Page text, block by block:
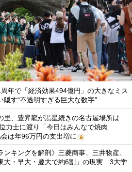
年で「経済効果494億円」の大きなミス
す“不透明すぎる巨大な数字”
里、豊昇龍が黒星続きの名古屋場所は
力士に渡り「今日はみんなで焼肉
は年96万円の支出増に
ンキングを解剖》三菱商事、三井物産、
大・早大・慶大で約6割」の現実 3大学